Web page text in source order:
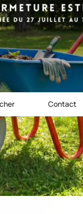
pour
efficacité.
Contact